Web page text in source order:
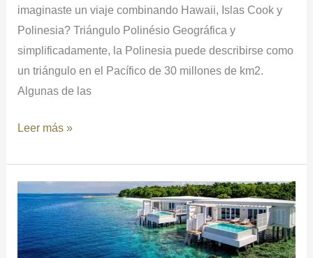
imaginaste un viaje combinando Hawaii, Islas Cook y
Polinesia? Triángulo Polinésio Geográfica y
simplificadamente, la Polinesia puede describirse como
un triángulo en el Pacífico de 30 millones de km2.
Algunas de las
Leer más »
La
isla
de
las